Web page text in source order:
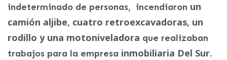
indeterminado de personas, incendiaron un
camión aljibe, cuatro retroexcavadoras, un
rodillo y una motoniveladora que realizaban
trabajos para la empresa inmobiliaria Del Sur.